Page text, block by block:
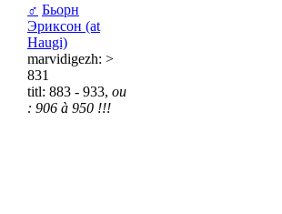
♂ Бьорн
Эриксон (at
Haugi)
marvidigezh: >
831
titl: 883 - 933, ou
: 906 à 950 !!!